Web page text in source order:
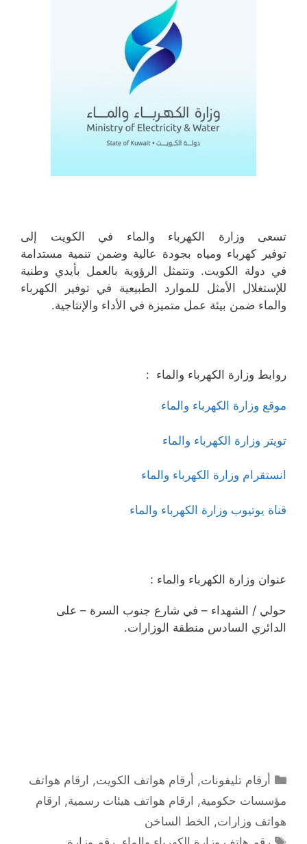
تسعى وزارة الكهرباء والماء في الكويت إلى
توفير كهرباء ومياه بجودة عالية وضمن تنمية مستدامة
في دولة الكويت. وتتمثل الرؤوية بالعمل بأيدي وطنية
للإستغلال الأمثل للموارد الطبيعية في توفير الكهرباء
والماء ضمن بيئة عمل متميزة في الأداء والإنتاجية.
روابط وزارة الكهرباء والماء :
موقع وزارة الكهرباء والماء
تويتر وزارة الكهرباء والماء
انستقرام وزارة الكهرباء والماء
قناة يوتيوب وزارة الكهرباء والماء
عنوان وزارة الكهرباء والماء :
حولي / الشهداء – في شارع جنوب السرة – على
الدائري السادس منطقة الوزارات.
التصنيفات
أرقام تليفونات, أرقام هواتف الكويت, ارقام هواتف
مؤسسات حكومية, ارقام هواتف هيئات رسمية, ارقام
هواتف وزارات, الخط الساخن
الوسوم